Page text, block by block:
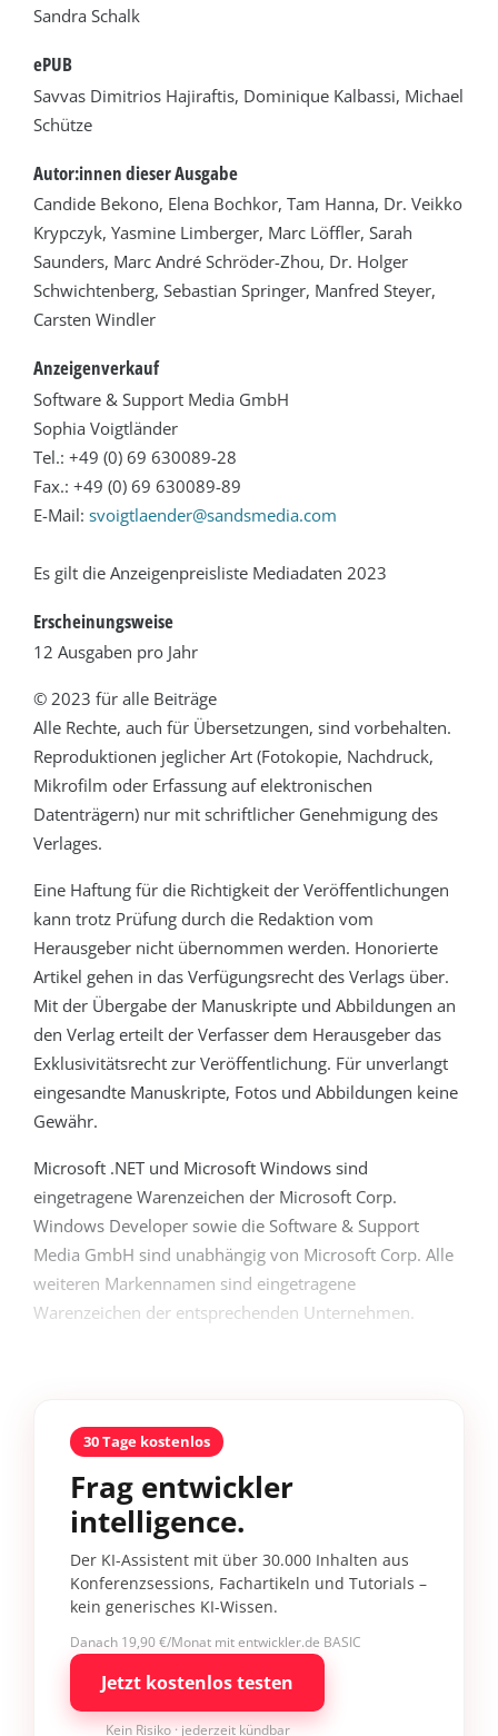
Sandra Schalk
ePUB
Savvas Dimitrios Hajiraftis, Dominique Kalbassi, Michael
Schütze
Autor:innen dieser Ausgabe
Candide Bekono, Elena Bochkor, Tam Hanna, Dr. Veikko
Krypczyk, Yasmine Limberger, Marc Löffler, Sarah
Saunders, Marc André Schröder-Zhou, Dr. Holger
Schwichtenberg, Sebastian Springer, Manfred Steyer,
Carsten Windler
Anzeigenverkauf
Software & Support Media GmbH
Sophia Voigtländer
Tel.: +49 (0) 69 630089-28
Fax.: +49 (0) 69 630089-89
E-Mail: svoigtlaender@sandsmedia.com
Es gilt die Anzeigenpreisliste Mediadaten 2023
Erscheinungsweise
12 Ausgaben pro Jahr
© 2023 für alle Beiträge
Alle Rechte, auch für Übersetzungen, sind vorbehalten.
Reproduktionen jeglicher Art (Fotokopie, Nachdruck,
Mikrofilm oder Erfassung auf elektronischen
Datenträgern) nur mit schriftlicher Genehmigung des
Verlages.
Eine Haftung für die Richtigkeit der Veröffentlichungen
kann trotz Prüfung durch die Redaktion vom
Herausgeber nicht übernommen werden. Honorierte
Artikel gehen in das Verfügungsrecht des Verlags über.
Mit der Übergabe der Manuskripte und Abbildungen an
den Verlag erteilt der Verfasser dem Herausgeber das
Exklusivitätsrecht zur Veröffentlichung. Für unverlangt
eingesandte Manuskripte, Fotos und Abbildungen keine
Gewähr.
Microsoft .NET und Microsoft Windows sind
eingetragene Warenzeichen der Microsoft Corp.
Windows Developer sowie die Software & Support
Media GmbH sind unabhängig von Microsoft Corp. Alle
weiteren Markennamen sind eingetragene
Warenzeichen der entsprechenden Unternehmen.
30 Tage kostenlos
Frag entwickler
intelligence.
Der KI-Assistent mit über 30.000 Inhalten aus
Konferenzsessions, Fachartikeln und Tutorials –
kein generisches KI-Wissen.
Danach 19,90 €/Monat mit entwickler.de BASIC
Jetzt kostenlos testen
Kein Risiko · jederzeit kündbar